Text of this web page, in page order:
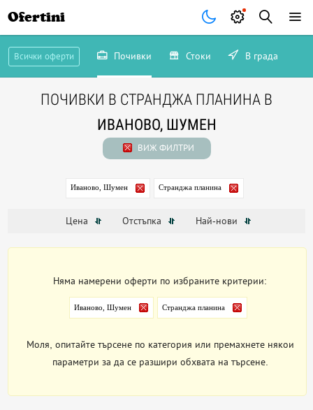
Ofertini
Всички оферти Почивки Стоки В града
ПОЧИВКИ В СТРАНДЖА ПЛАНИНА В
ИВАНОВО, ШУМЕН
ВИЖ ФИЛТРИ
Иваново, Шумен Странджа планина
Цена Отстъпка Най-нови
Няма намерени оферти по избраните критерии:
Иваново, Шумен Странджа планина
Моля, опитайте търсене по категория или премахнете някои
параметри за да се разшири обхвата на търсене.